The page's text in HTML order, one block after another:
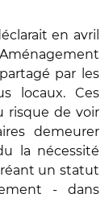
en avril
par les
locaux. Ces
risque de voir
demeurer
la nécessité
un statut
- dans